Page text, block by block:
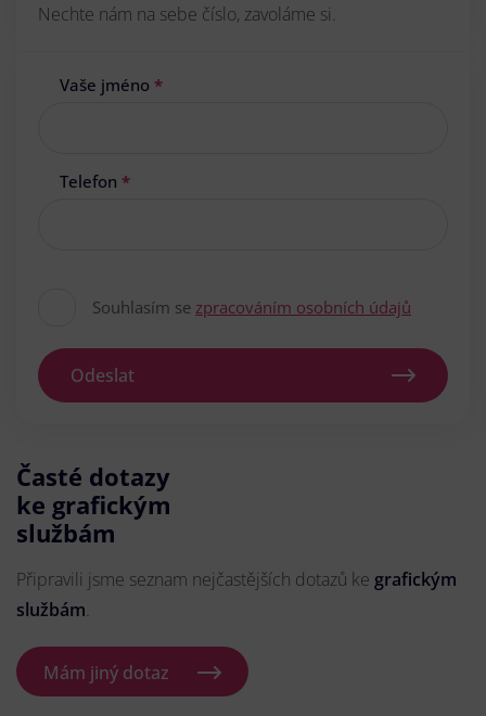
Nechte nám na sebe číslo, zavoláme si.
Vaše jméno *
Telefon *
Souhlasím se zpracováním osobních údajů
Odeslat
Časté dotazy
ke grafickým
službám
Připravili jsme seznam nejčastějších dotazů ke grafickým
službám.
Mám jiný dotaz